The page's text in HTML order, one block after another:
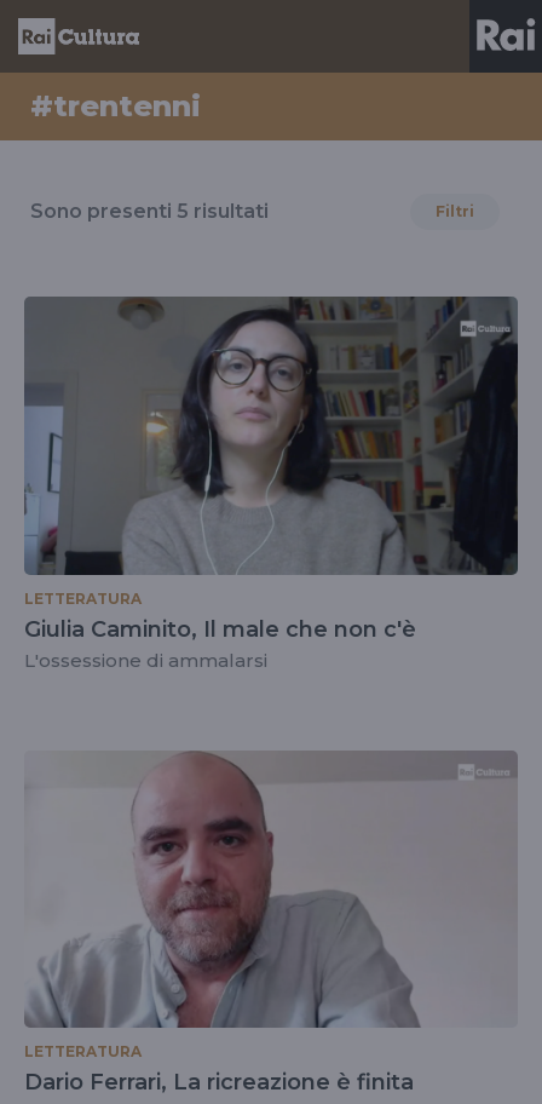
#trentenni
il
#trentenni
Sono presenti 5 risultati Filtri
LETTERATURA
Giulia Caminito, Il male che non c'è
L'ossessione di ammalarsi
LETTERATURA
Dario Ferrari, La ricreazione è finita